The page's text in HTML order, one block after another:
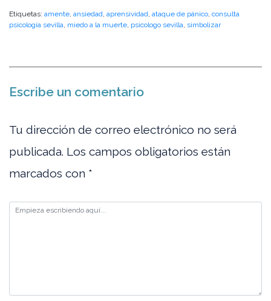
Etiquetas: amente, ansiedad, aprensividad, ataque de pánico, consulta
psicología sevilla, miedo a la muerte, psicologo sevilla, simbolizar
Escribe un comentario
Tu dirección de correo electrónico no será
publicada. Los campos obligatorios están
marcados con *